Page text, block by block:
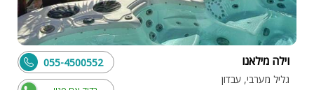
וילה מילאנו
גליל מערבי, עבדון
055-4500552